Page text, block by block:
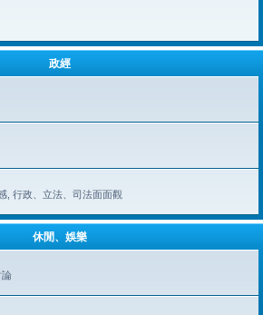
政經
, 行政、立法、司法面面觀
休閒、娛樂
論